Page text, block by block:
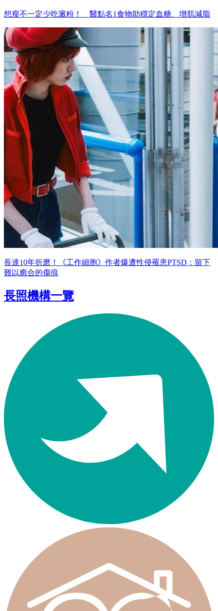
想瘦不一定少吃澱粉！ 醫點名1食物助穩定血糖、增肌減脂
長達10年折磨！《工作細胞》作者爆遭性侵罹患PTSD：留下
難以癒合的傷痕
長照機構一覽